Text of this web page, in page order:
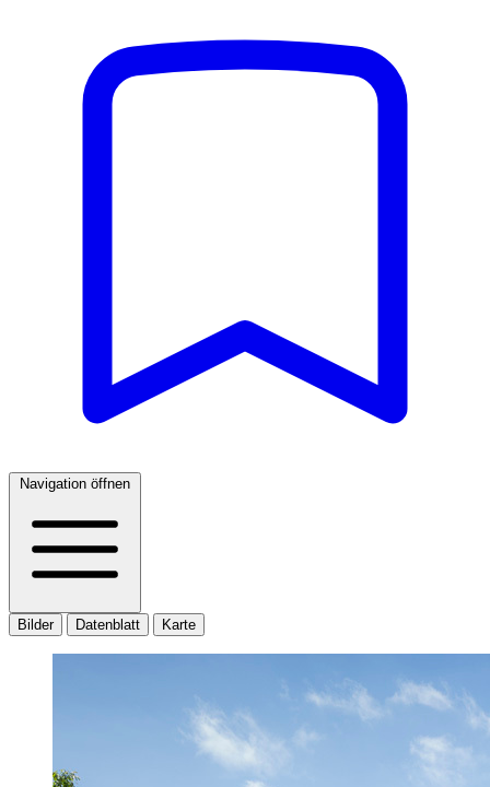
Navigation öffnen
Bilder Datenblatt Karte